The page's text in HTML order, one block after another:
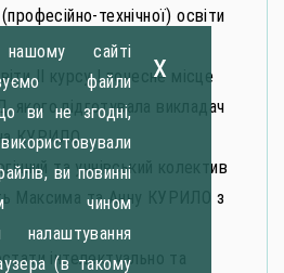
технічної) освіти
ІІ курсу І почесне місце
підготувала викладач
КУРИЛО.
та учнівський колектив
Максима та Анну КУРИЛО з
інтелектуально та
сайті
файли
ви не згодні,
ви повинні
чином
налаштування
(в такому
x